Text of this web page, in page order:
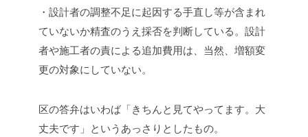
・設計者の調整不足に起因する手直し等が含まれ
ていないか精査のうえ採否を判断している。設計
者や施工者の責による追加費用は、当然、増額変
更の対象にしていない。
区の答弁はいわば「きちんと見てやってます。大
丈夫です」というあっさりとしたもの。